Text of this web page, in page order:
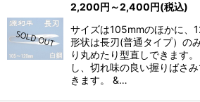
2,200円 ～2,400円(税込)
サイズは105mmのほかに、
形状は長刃(普通タイプ）の
り丸めたり型直しできます
し、切れ味の良い握りばさ
きます。 &…